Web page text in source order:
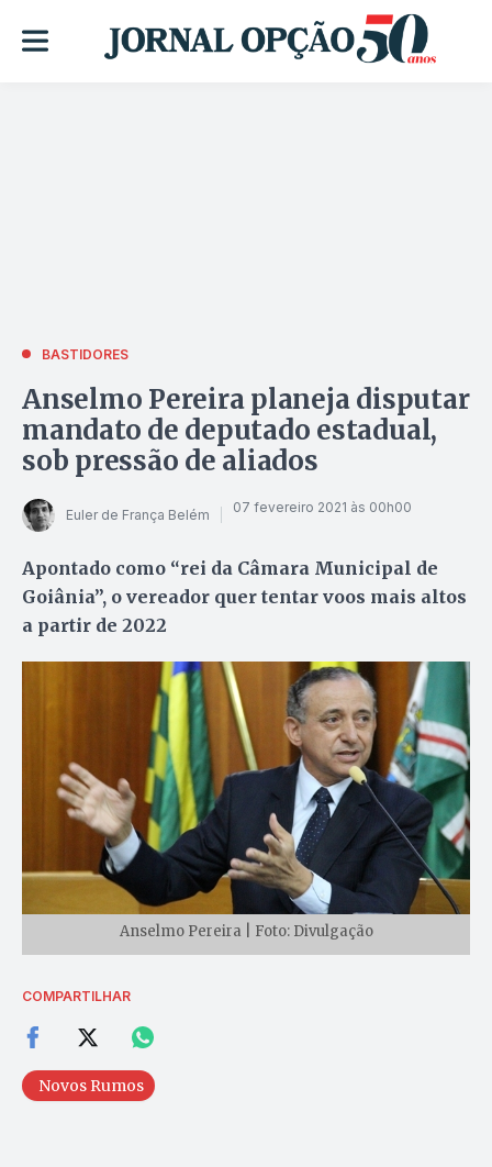
BASTIDORES
Anselmo Pereira planeja disputar
mandato de deputado estadual,
sob pressão de aliados
Euler de França Belém 07 fevereiro 2021 às 00h00
Apontado como “rei da Câmara Municipal de
Goiânia”, o vereador quer tentar voos mais altos
a partir de 2022
Anselmo Pereira | Foto: Divulgação
COMPARTILHAR
Novos Rumos